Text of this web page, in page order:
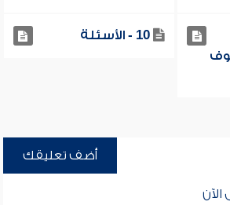
10 - الأسئلة
أضف تعليقك